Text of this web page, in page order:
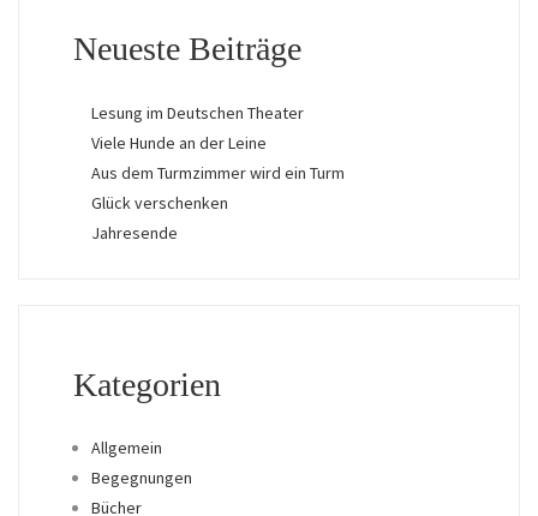
Neueste Beiträge
Lesung im Deutschen Theater
Viele Hunde an der Leine
Aus dem Turmzimmer wird ein Turm
Glück verschenken
Jahresende
Kategorien
Allgemein
Begegnungen
Bücher